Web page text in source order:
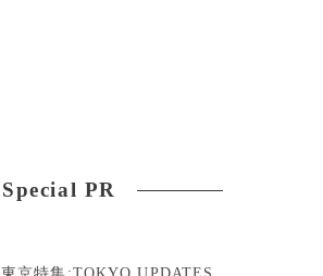
Special PR
東京特集:TOKYO UPDATES